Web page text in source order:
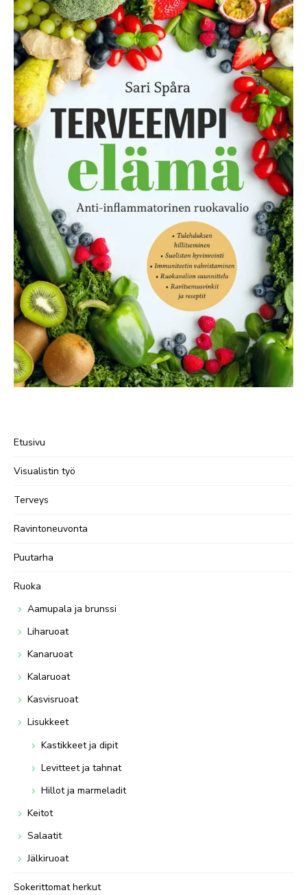
Etusivu
Visualistin työ
Terveys
Ravintoneuvonta
Puutarha
Ruoka
Aamupala ja brunssi
Liharuoat
Kanaruoat
Kalaruoat
Kasvisruoat
Lisukkeet
Kastikkeet ja dipit
Levitteet ja tahnat
Hillot ja marmeladit
Keitot
Salaatit
Jälkiruoat
Sokerittomat herkut